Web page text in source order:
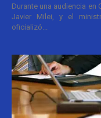
Durante una audiencia en
Javier Milei, y el
oficializó...